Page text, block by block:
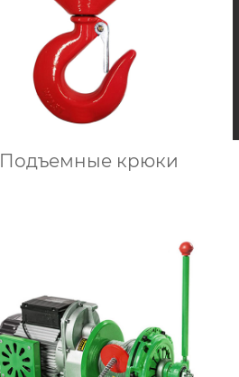
Подъемные крюки